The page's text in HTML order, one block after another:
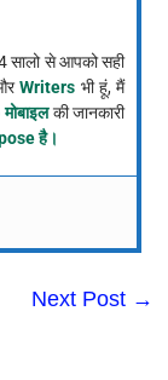
सालो से आपको सही
Writers भी हूं, मैं
की जानकारी
है।
Next Post →